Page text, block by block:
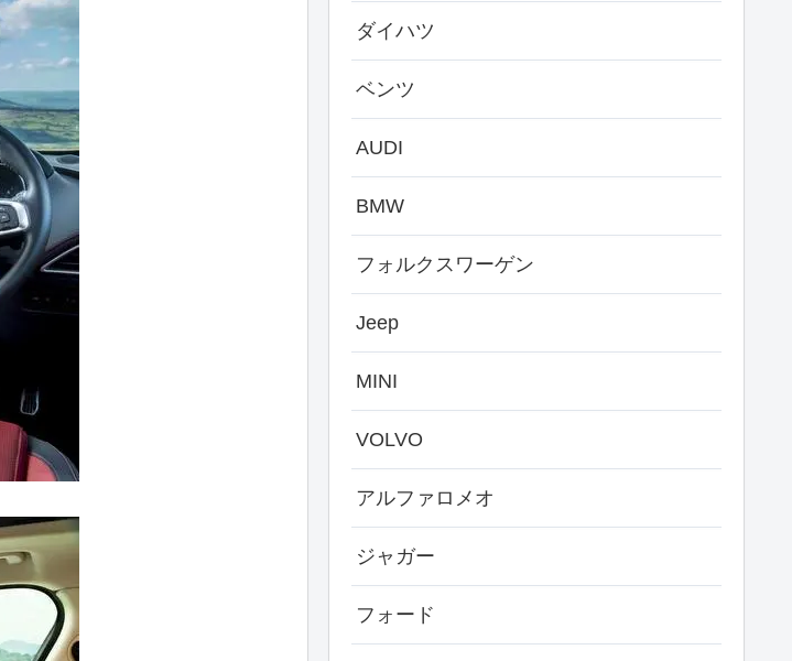
ダイハツ
ベンツ
AUDI
BMW
フォルクスワーゲン
Jeep
MINI
VOLVO
アルファロメオ
ジャガー
フォード